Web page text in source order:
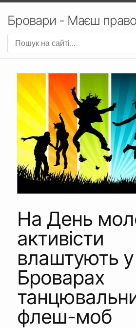
Бровари - Маєш
На День
активісти
влаштують у
Броварах
флеш-моб